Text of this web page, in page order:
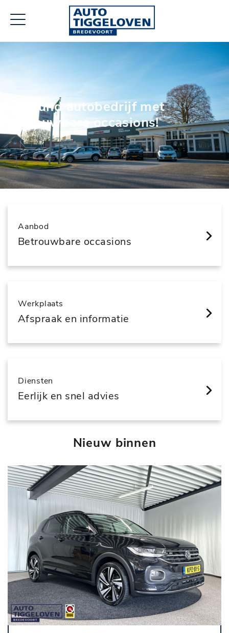
Allround autobedrijf met
betrouwbare occasions!
Aanbod
Betrouwbare occasions
Werkplaats
Afspraak en informatie
Diensten
Eerlijk en snel advies
Nieuw binnen